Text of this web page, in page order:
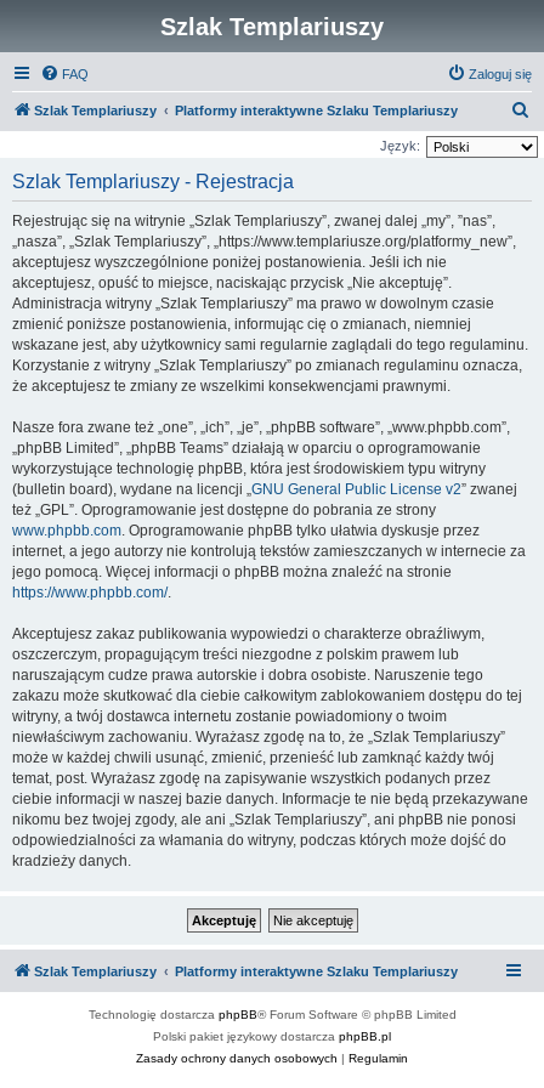
Szlak Templariuszy
FAQ Zaloguj się
Szlak Templariuszy Platformy interaktywne Szlaku Templariuszy
z
Język:
Szlak Templariuszy - Rejestracja
Rejestrując się na witrynie „Szlak Templariuszy”, zwanej dalej „my”, ”nas”,
„nasza”, „Szlak Templariuszy”, „https://www.templariusze.org/platformy_new”,
akceptujesz wyszczególnione poniżej postanowienia. Jeśli ich nie
akceptujesz, opuść to miejsce, naciskając przycisk „Nie akceptuję”.
Administracja witryny „Szlak Templariuszy” ma prawo w dowolnym czasie
zmienić poniższe postanowienia, informując cię o zmianach, niemniej
wskazane jest, aby użytkownicy sami regularnie zaglądali do tego regulaminu.
Korzystanie z witryny „Szlak Templariuszy” po zmianach regulaminu oznacza,
że akceptujesz te zmiany ze wszelkimi konsekwencjami prawnymi.
Nasze fora zwane też „one”, „ich”, „je”, „phpBB software”, „www.phpbb.com”,
„phpBB Limited”, „phpBB Teams” działają w oparciu o oprogramowanie
wykorzystujące technologię phpBB, która jest środowiskiem typu witryny
(bulletin board), wydane na licencji „GNU General Public License v2” zwanej
też „GPL”. Oprogramowanie jest dostępne do pobrania ze strony
www.phpbb.com. Oprogramowanie phpBB tylko ułatwia dyskusje przez
internet, a jego autorzy nie kontrolują tekstów zamieszczanych w internecie za
jego pomocą. Więcej informacji o phpBB można znaleźć na stronie
https://www.phpbb.com/.
Akceptujesz zakaz publikowania wypowiedzi o charakterze obraźliwym,
oszczerczym, propagującym treści niezgodne z polskim prawem lub
naruszającym cudze prawa autorskie i dobra osobiste. Naruszenie tego
zakazu może skutkować dla ciebie całkowitym zablokowaniem dostępu do tej
witryny, a twój dostawca internetu zostanie powiadomiony o twoim
niewłaściwym zachowaniu. Wyrażasz zgodę na to, że „Szlak Templariuszy”
może w każdej chwili usunąć, zmienić, przenieść lub zamknąć każdy twój
temat, post. Wyrażasz zgodę na zapisywanie wszystkich podanych przez
ciebie informacji w naszej bazie danych. Informacje te nie będą przekazywane
nikomu bez twojej zgody, ale ani „Szlak Templariuszy”, ani phpBB nie ponosi
odpowiedzialności za włamania do witryny, podczas których może dojść do
kradzieży danych.
Szlak Templariuszy Platformy interaktywne Szlaku Templariuszy
Technologię dostarcza phpBB® Forum Software © phpBB Limited
Polski pakiet językowy dostarcza phpBB.pl
Zasady ochrony danych osobowych | Regulamin